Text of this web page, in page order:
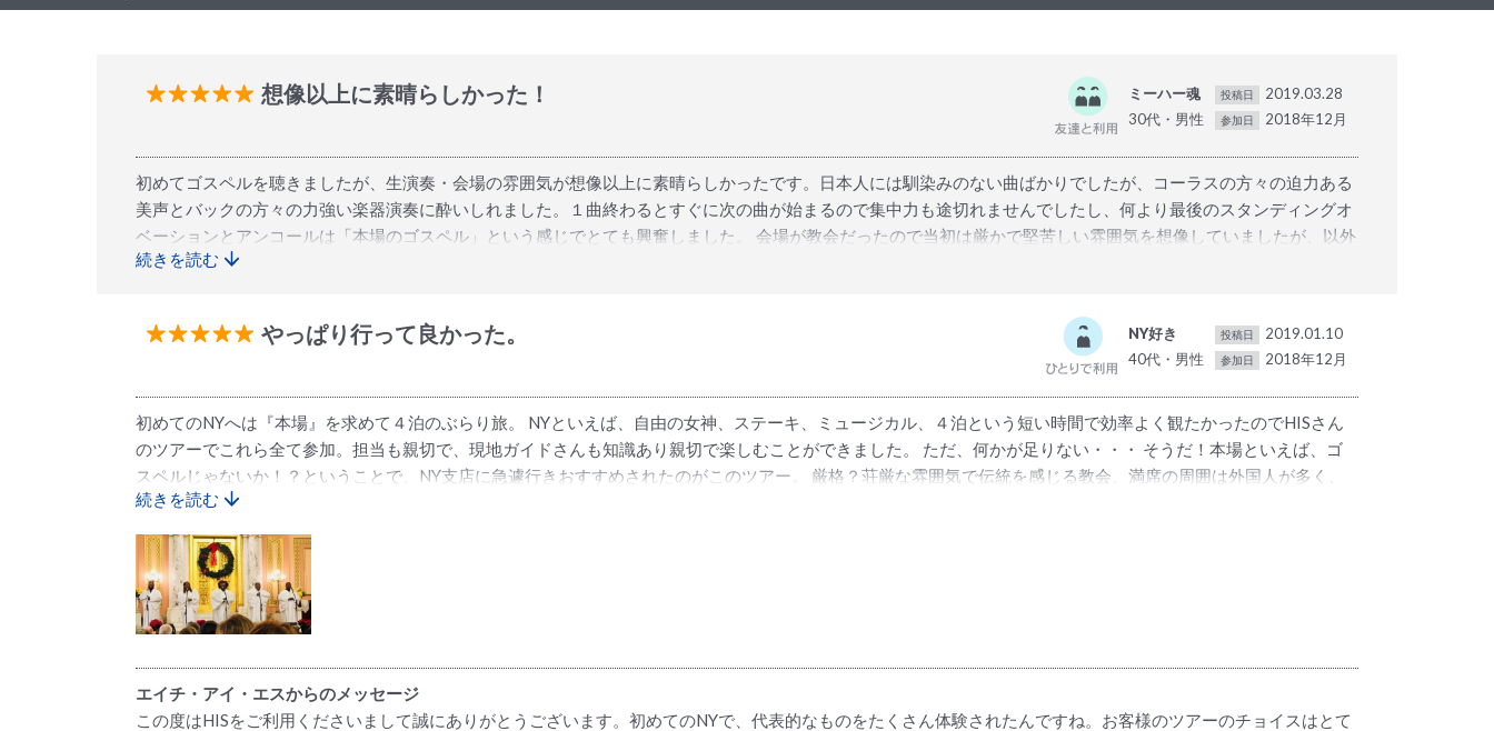
想像以上に素晴らしかった！
ミーハー魂
30代・男性
投稿日 2019.03.28
参加日 2018年12月
初めてゴスペルを聴きましたが、生演奏・会場の雰囲気が想像以上に素晴らしかったです。日本人には馴染みのない曲ばかりでしたが、コーラスの方々の迫力ある
美声とバックの方々の力強い楽器演奏に酔いしれました。１曲終わるとすぐに次の曲が始まるので集中力も途切れませんでしたし、何より最後のスタンディングオ
ベーションとアンコールは「本場のゴスペル」という感じでとても興奮しました。 会場が教会だったので当初は厳かで堅苦しい雰囲気を想像していましたが、以外
にも堂内は薄いピンク色を基調とした明るい雰囲気でとても親しみが持てました。会場も２会席までありほぼ満員でした。会場入りしたのは開演の45分前だったの
ため、背の高い方の後ろに座ったら正直見えづらいかなと思いました。早めに行って好みの場所を確保できたのは正解だったと思います。 HISさんを利用して良か
った点は「お値段がオフィシャルサイトと同じなのに、申し込んだら面倒な手配などを一括でやってもらえること」でした。ニューヨークのクリスマスはお店も閉
まっていることが多いので、そんな中「ゴスペルの聖地」でクリスマスに因んだアクティビティを体験できたのは良かったです。
続きを読む
やっぱり行って良かった。
NY好き
40代・男性
投稿日 2019.01.10
参加日 2018年12月
初めてのNYへは『本場』を求めて４泊のぶらり旅。 NYといえば、自由の女神、ステーキ、ミュージカル、４泊という短い時間で効率よく観たかったのでHISさん
のツアーでこれら全て参加。担当も親切で、現地ガイドさんも知識あり親切で楽しむことができました。 ただ、何かが足りない・・・ そうだ！本場といえば、ゴ
スペルじゃないか！？ということで、NY支店に急遽行きおすすめされたのがこのツアー。 厳格？荘厳な雰囲気で伝統を感じる教会、満席の周囲は外国人が多く、
その雰囲気をさらに感じる。HISさんに案内された時間に行ったが、着席してから開始まで４０分ほど待たされる。が、これが良かった。開始前には満席で、早目
たけどHISさん利益とってるのかな？
続きを読む
エイチ・アイ・エスからのメッセージ
この度はHISをご利用くださいまして誠にありがとうございます。初めてのNYで、代表的なものをたくさん体験されたんですね。お客様のツアーのチョイスはとて